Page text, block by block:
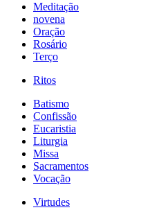
Meditação
novena
Oração
Rosário
Terço
Ritos
Batismo
Confissão
Eucaristia
Liturgia
Missa
Sacramentos
Vocação
Virtudes